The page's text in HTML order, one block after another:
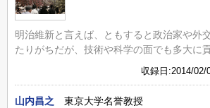
明治維新と言えば、ともすると政治家や外
たりがちだが、技術や科学の面でも多大に
収録日:2014/
山内昌之 東京大学名誉教授